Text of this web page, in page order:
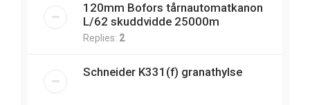
120mm Bofors tårnautomatkanon
L/62 skuddvidde 25000m
Replies: 2
Schneider K331(f) granathylse